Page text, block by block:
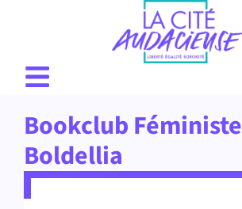
Bookclub Féministe
Boldellia